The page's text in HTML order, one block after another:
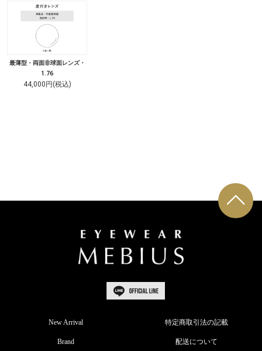
最薄型・両面非球面レンズ・
1.76
44,000円(税込)
New Arrival
Brand
特定商取引法の記載
配送について